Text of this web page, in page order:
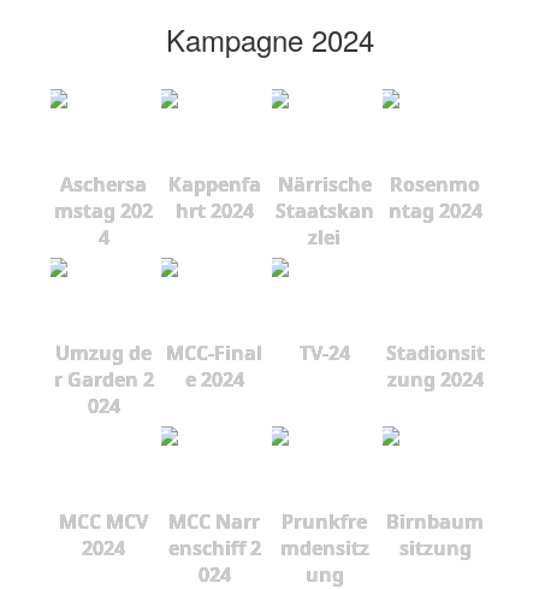
Kampagne 2024
Aschersa
mstag 202
4
Kappenfa
hrt 2024
Närrische
Staatskan
zlei
Rosenmo
ntag 2024
Umzug de
r Garden 2
024
MCC-Final
e 2024
TV-24
Stadionsit
zung 2024
MCC MCV
2024
MCC Narr
enschiff 2
024
Prunkfre
mdensitz
ung
Birnbaum
sitzung